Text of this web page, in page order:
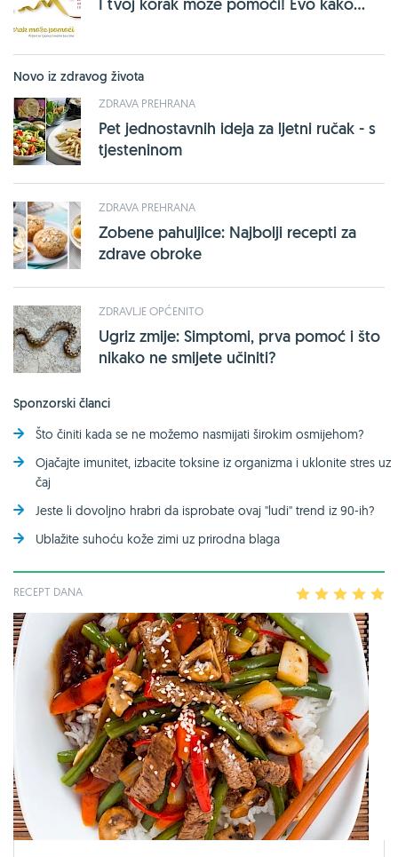
Novo iz zdravog života
ZDRAVA PREHRANA
Pet jednostavnih ideja za ljetni ručak - s
tjesteninom
ZDRAVA PREHRANA
Zobene pahuljice: Najbolji recepti za
zdrave obroke
ZDRAVLJE OPĆENITO
Ugriz zmije: Simptomi, prva pomoć i što
nikako ne smijete učiniti?
Sponzorski članci
Što činiti kada se ne možemo nasmijati širokim osmijehom?
Ojačajte imunitet, izbacite toksine iz organizma i uklonite stres uz
čaj
Jeste li dovoljno hrabri da isprobate ovaj ''ludi'' trend iz 90-ih?
Ublažite suhoću kože zimi uz prirodna blaga
RECEPT DANA 2 3 4